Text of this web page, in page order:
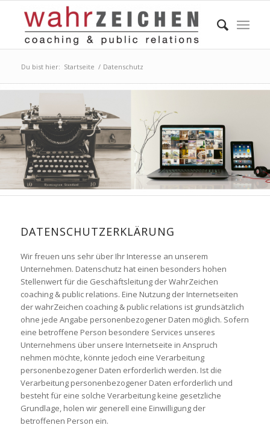
Du bist hier: Startseite / Datenschutz
DATENSCHUTZERKLÄRUNG
Wir freuen uns sehr über Ihr Interesse an unserem
Unternehmen. Datenschutz hat einen besonders hohen
Stellenwert für die Geschäftsleitung der WahrZeichen
coaching & public relations. Eine Nutzung der Internetseiten
der wahrZeichen coaching & public relations ist grundsätzlich
ohne jede Angabe personenbezogener Daten möglich. Sofern
eine betroffene Person besondere Services unseres
Unternehmens über unsere Internetseite in Anspruch
nehmen möchte, könnte jedoch eine Verarbeitung
personenbezogener Daten erforderlich werden. Ist die
Verarbeitung personenbezogener Daten erforderlich und
besteht für eine solche Verarbeitung keine gesetzliche
Grundlage, holen wir generell eine Einwilligung der
betroffenen Person ein.